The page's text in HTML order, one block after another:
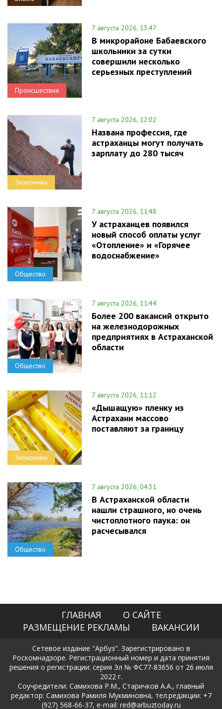
Происшествия
7 августа 2026, 13:47
В микрорайоне Бабаевского
школьники за сутки
совершили несколько
серьезных преступлений
Экономика
7 августа 2026, 12:02
Названа профессия, где
астраханцы могут получать
зарплату до 280 тысяч
Общество
7 августа 2026, 11:48
У астраханцев появился
новый способ оплаты услуг
«Отопление» и «Горячее
водоснабжение»
Общество
7 августа 2026, 11:44
Более 200 вакансий открыто
на железнодорожных
предприятиях в Астраханской
области
Экономика
7 августа 2026, 11:12
«Дышащую» пленку из
Астрахани массово
поставляют за границу
Общество
7 августа 2026, 04:31
В Астраханской области
нашли страшного, но очень
чистоплотного паука: он
расчесывался
ГЛАВНАЯ
О САЙТЕ
РАЗМЕЩЕНИЕ РЕКЛАМЫ
ВАКАНСИИ
Сетевое издание "Арбуз". Зарегистрировано в
Роскомнадзоре. Регистрационный номер и дата принятия
решения о регистрации: серия Эл № ФС77-83656 от 26 июля
2022 г.
Соучредители: Самихова Р.М., Старичков А.А., главный
редактор: Самихова Рамиля Мукминовна, тел.редакции: +7
(927) 568-66-37, e-mail: red@arbuztoday.ru